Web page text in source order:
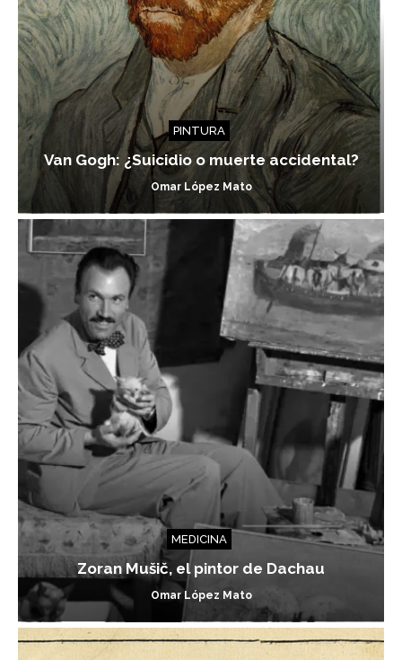
PINTURA
Van Gogh: ¿Suicidio o muerte accidental?
Omar López Mato
MEDICINA
Zoran Mušič, el pintor de Dachau
Omar López Mato